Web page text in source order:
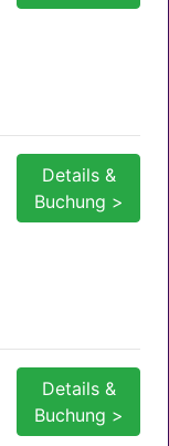
Details &
Buchung >
Details &
Buchung >